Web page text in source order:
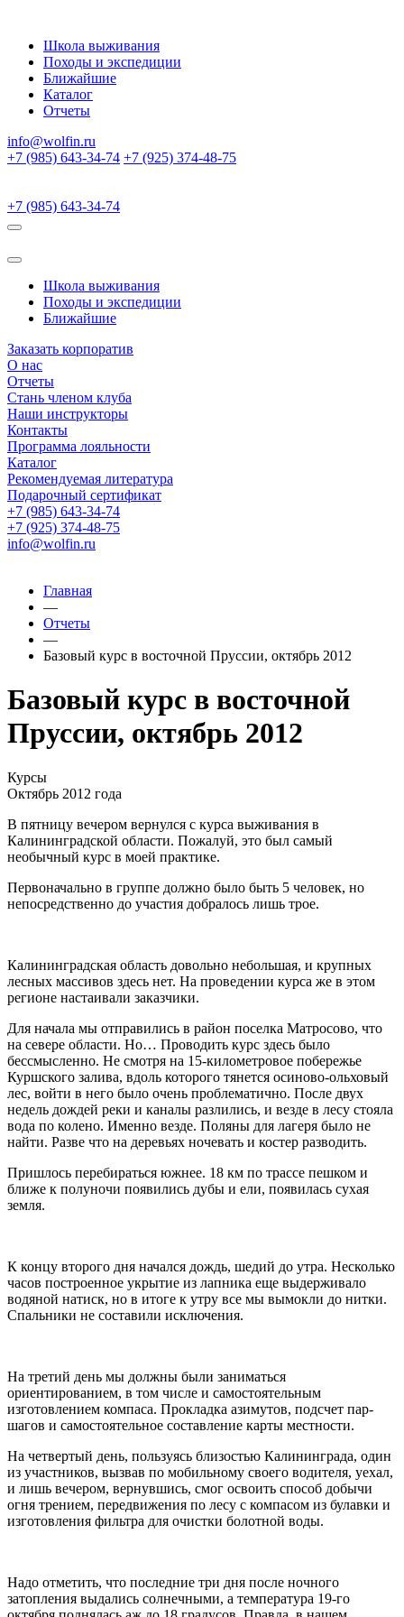
Школа выживания
Походы и экспедиции
Ближайшие
Каталог
Отчеты
info@wolfin.ru
+7 (985) 643-34-74 +7 (925) 374-48-75
+7 (985) 643-34-74
Школа выживания
Походы и экспедиции
Ближайшие
Заказать корпоратив
О нас
Отчеты
Стань членом клуба
Наши инструкторы
Контакты
Программа лояльности
Каталог
Рекомендуемая литература
Подарочный сертификат
+7 (985) 643-34-74
+7 (925) 374-48-75
info@wolfin.ru
Главная
—
Отчеты
—
Базовый курс в восточной Пруссии, октябрь 2012
Базовый курс в восточной
Пруссии, октябрь 2012
Курсы
Октябрь 2012 года
В пятницу вечером вернулся с курса выживания в
Калининградской области. Пожалуй, это был самый
необычный курс в моей практике.
Первоначально в группе должно было быть 5 человек, но
непосредственно до участия добралось лишь трое.
Калининградская область довольно небольшая, и крупных
лесных массивов здесь нет. На проведении курса же в этом
регионе настаивали заказчики.
Для начала мы отправились в район поселка Матросово, что
на севере области. Но… Проводить курс здесь было
бессмысленно. Не смотря на 15-километровое побережье
Куршского залива, вдоль которого тянется осиново-ольховый
лес, войти в него было очень проблематично. После двух
недель дождей реки и каналы разлились, и везде в лесу стояла
вода по колено. Именно везде. Поляны для лагеря было не
найти. Разве что на деревьях ночевать и костер разводить.
Пришлось перебираться южнее. 18 км по трассе пешком и
ближе к полуночи появились дубы и ели, появилась сухая
земля.
К концу второго дня начался дождь, шедий до утра. Несколько
часов построенное укрытие из лапника еще выдерживало
водяной натиск, но в итоге к утру все мы вымокли до нитки.
Спальники не составили исключения.
На третий день мы должны были заниматься
ориентированием, в том числе и самостоятельным
изготовлением компаса. Прокладка азимутов, подсчет пар-
шагов и самостоятельное составление карты местности.
На четвертый день, пользуясь близостью Калининграда, один
из участников, вызвав по мобильному своего водителя, уехал,
и лишь вечером, вернувшись, смог освоить способ добычи
огня трением, передвижения по лесу с компасом из булавки и
изготовления фильтра для очистки болотной воды.
Надо отметить, что последние три дня после ночного
затопления выдались солнечными, а температура 19-го